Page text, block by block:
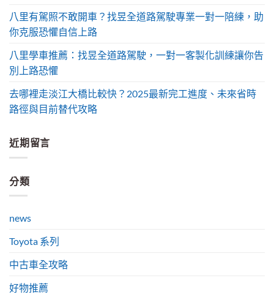
八里有駕照不敢開車？找昱全道路駕駛專業一對一陪練，助
你克服恐懼自信上路
八里學車推薦：找昱全道路駕駛，一對一客製化訓練讓你告
別上路恐懼
去哪裡走淡江大橋比較快？2025最新完工進度、未來省時
路徑與目前替代攻略
近期留言
分類
news
Toyota 系列
中古車全攻略
好物推薦